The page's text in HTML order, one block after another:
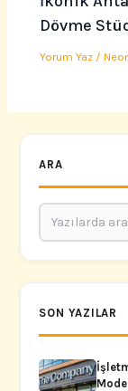
Dövme
Yorum Yaz /
ARA
SON YAZILAR